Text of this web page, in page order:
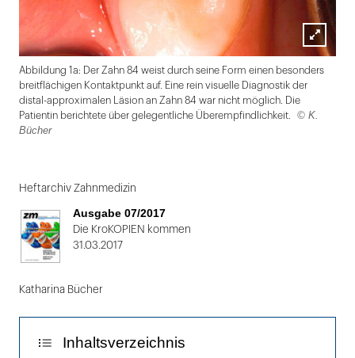
Lightbox
öffnen
Abbildung 1a: Der Zahn 84 weist durch seine Form einen besonders
breitflächigen Kontaktpunkt auf. Eine rein visuelle Diagnostik der
distal-approximalen Läsion an Zahn 84 war nicht möglich. Die
Patientin berichtete über gelegentliche Überempfindlichkeit.
© K.
Bücher
1
von
2:
Abbildung
Der
Zahn
Heftarchiv Zahnmedizin
Ausgabe 07/2017
Die KroKOPIEN kommen
31.03.2017
Katharina Bücher
Inhaltsverzeichnis